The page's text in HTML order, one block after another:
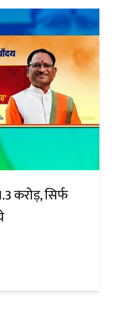
करोड़, सिर्फ